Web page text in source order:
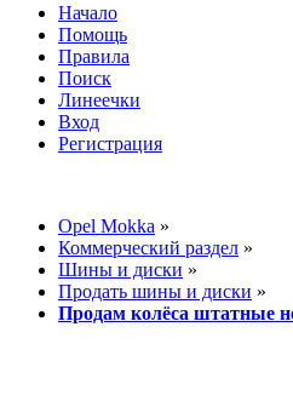
Начало
Помощь
Правила
Поиск
Линеечки
Вход
Регистрация
Opel Mokka »
Коммерческий раздел »
Шины и диски »
Продать шины и диски »
Продам колёса штатные